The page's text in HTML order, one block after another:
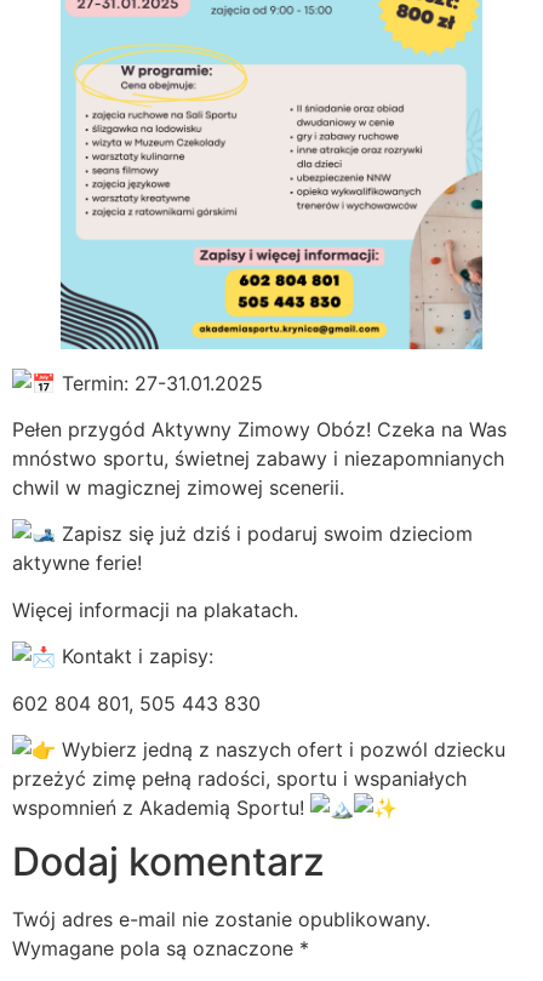
Termin: 27-31.01.2025
Pełen przygód Aktywny Zimowy Obóz! Czeka na Was
mnóstwo sportu, świetnej zabawy i niezapomnianych
chwil w magicznej zimowej scenerii.
Zapisz się już dziś i podaruj swoim dzieciom
aktywne ferie!
Więcej informacji na plakatach.
Kontakt i zapisy:
602 804 801, 505 443 830
Wybierz jedną z naszych ofert i pozwól dziecku
przeżyć zimę pełną radości, sportu i wspaniałych
wspomnień z Akademią Sportu!
Dodaj komentarz
Twój adres e-mail nie zostanie opublikowany.
Wymagane pola są oznaczone *